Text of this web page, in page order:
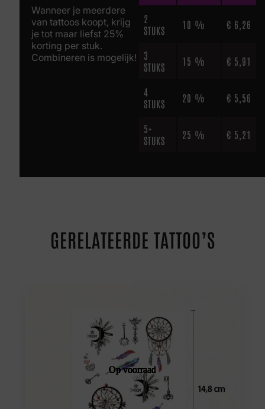
Wanneer je meerdere
van tattoos koopt, krijg
je tot maar liefst 25%
korting per stuk.
Combineren is mogelijk!
2
STUKS
10 % € 6,26
3
STUKS
15 % € 5,91
4
STUKS
20 % € 5,56
5+
STUKS
25 % € 5,21
GERELATEERDE TATTOO’S
Op voorraad
Op voorraad
Op voorraad
Op voorraad
Op voorraad
Op voorraad
Op voorraad
Op voorraad
Op voorraad
Op voorraad
Op voorraad
Op voorraad
Op voorraad
Op voorraad